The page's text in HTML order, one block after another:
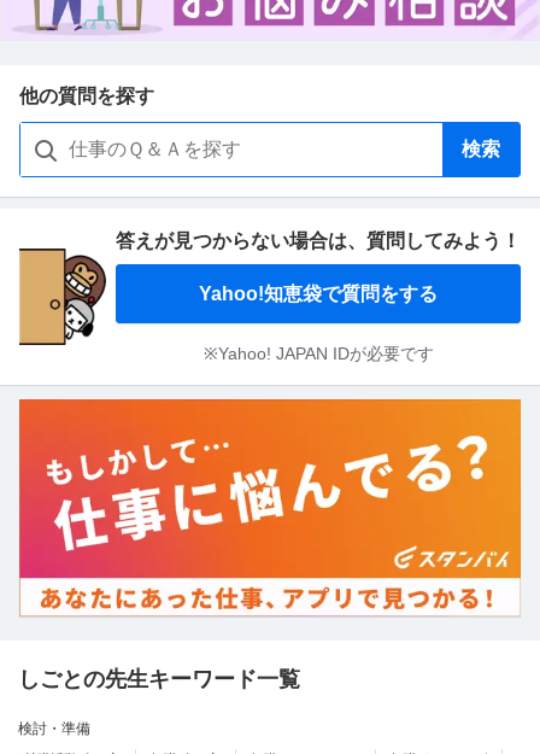
他の質問を探す
検索
答えが見つからない場合は、 質問してみよう！
Yahoo!知恵袋で質問をする
※Yahoo! JAPAN IDが必要です
しごとの先生キーワード一覧
検討・準備